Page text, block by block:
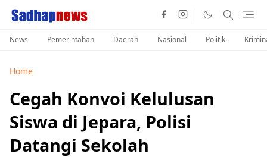
News Pemerintahan Daerah Nasional Politik
Home
Cegah Konvoi Kelulusan
Siswa di Jepara, Polisi
Datangi Sekolah